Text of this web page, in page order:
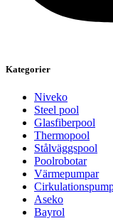
Kategorier
Niveko
Steel pool
Glasfiberpool
Thermopool
Stålväggspool
Poolrobotar
Värmepumpar
Aseko
Bayrol